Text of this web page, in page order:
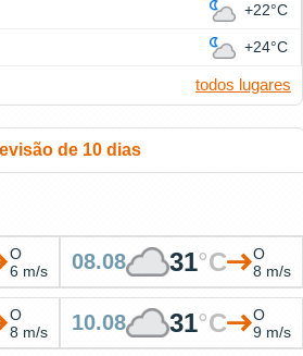
+22°C
+24°C
todos lugares
de 10 dias
O
6 m/s
08.08 31°C
O
8 m/s
O
8 m/s
10.08 31°C
O
9 m/s